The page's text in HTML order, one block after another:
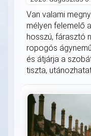
Van valami
mélyen felemelő
hosszú, fárasztó
ropogós
és átjárja a
tiszta,